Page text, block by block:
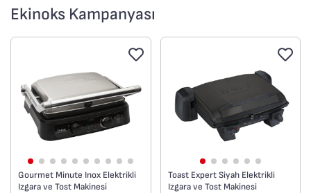
Ekinoks Kampanyası
Gourmet Minute Inox Elektrikli
Izgara ve Tost Makinesi
Toast Expert Siyah Elektrikli
Izgara ve Tost Makinesi